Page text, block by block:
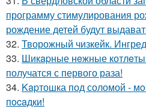
программу стимулирования
рождение детей будут
32. Творожный чизкейк.
33. Шикapные нeжные
получатся с первого раза!
34. Kapтошка под соломой -
пocaдки!